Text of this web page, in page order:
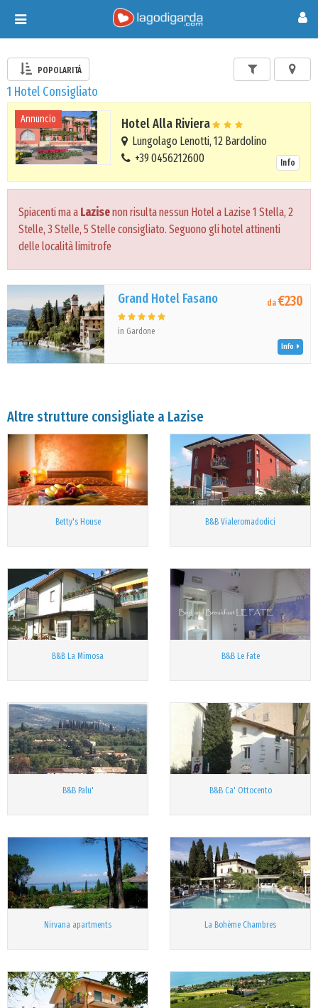
Toggle
navigation
POPOLARITÀ
1 Hotel Consigliato
Annuncio Hotel Alla Riviera
Lungolago Lenotti, 12 Bardolino
+39 0456212600
Info
Spiacenti ma a Lazisenon risulta nessun Hotel a Lazise 1 Stella, 2
Stelle, 3 Stelle, 5 Stelle consigliato. Seguono gli hotel attinenti
delle località limitrofe
Grand Hotel Fasano
in Gardone
da€230
Info
Altre strutture consigliate a Lazise
Betty's House B&B Vialeromadodici
B&B La Mimosa B&B Le Fate
B&B Palu' B&B Ca' Ottocento
Nirvana apartments La Bohème Chambres